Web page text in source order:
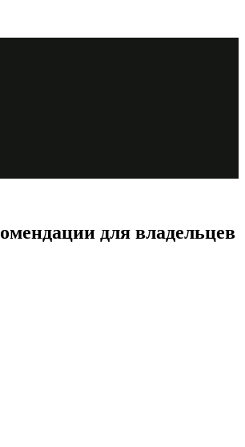
для владельцев